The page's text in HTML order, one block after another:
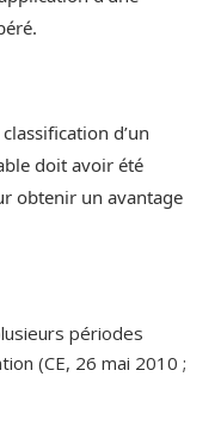
d’un
doit avoir été
obtenir un avantage
périodes
(CE, 26 mai 2010 ;